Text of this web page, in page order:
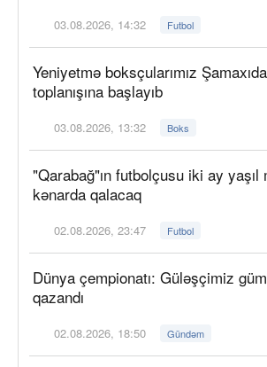
03.08.2026, 14:32 Futbol
Yeniyetmə boksçularımız
toplanışına başlayıb
03.08.2026, 13:32 Boks
"Qarabağ"ın futbolçusu iki ay yaşıl
kənarda qalacaq
02.08.2026, 23:47 Futbol
Dünya çempionatı: Güləşçimiz
qazandı
02.08.2026, 18:50 Gündəm